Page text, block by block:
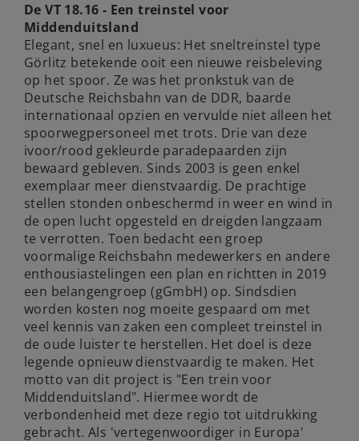
De VT 18.16 - Een treinstel voor
Middenduitsland
Elegant, snel en luxueus: Het sneltreinstel type
Görlitz betekende ooit een nieuwe reisbeleving
op het spoor. Ze was het pronkstuk van de
Deutsche Reichsbahn van de DDR, baarde
internationaal opzien en vervulde niet alleen het
spoorwegpersoneel met trots. Drie van deze
ivoor/rood gekleurde paradepaarden zijn
bewaard gebleven. Sinds 2003 is geen enkel
exemplaar meer dienstvaardig. De prachtige
stellen stonden onbeschermd in weer en wind in
de open lucht opgesteld en dreigden langzaam
te verrotten. Toen bedacht een groep
voormalige Reichsbahn medewerkers en andere
enthousiastelingen een plan en richtten in 2019
een belangengroep (gGmbH) op. Sindsdien
worden kosten nog moeite gespaard om met
veel kennis van zaken een compleet treinstel in
de oude luister te herstellen. Het doel is deze
legende opnieuw dienstvaardig te maken. Het
motto van dit project is "Een trein voor
Middenduitsland". Hiermee wordt de
verbondenheid met deze regio tot uitdrukking
gebracht. Als 'vertegenwoordiger in Europa'